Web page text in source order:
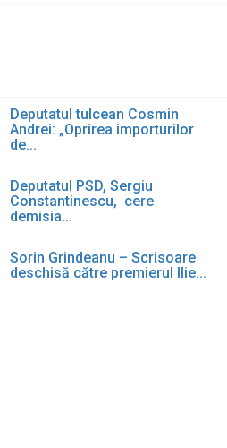
Deputatul tulcean Cosmin
Andrei: „Oprirea importurilor
de...
Deputatul PSD, Sergiu
Constantinescu, cere
demisia...
Sorin Grindeanu – Scrisoare
deschisă către premierul Ilie...